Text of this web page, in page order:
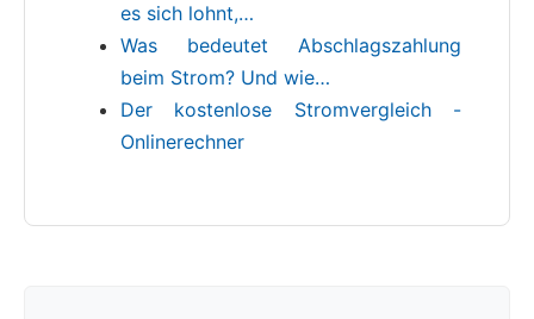
es sich lohnt,…
Was bedeutet Abschlagszahlung
beim Strom? Und wie…
Der kostenlose Stromvergleich -
Onlinerechner